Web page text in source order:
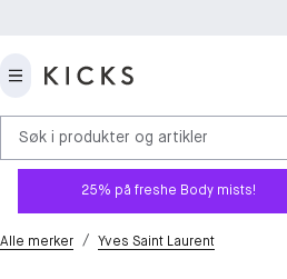
Søk i produkter og artikler
25% på freshe Body mists!
Alle merker / Yves Saint Laurent